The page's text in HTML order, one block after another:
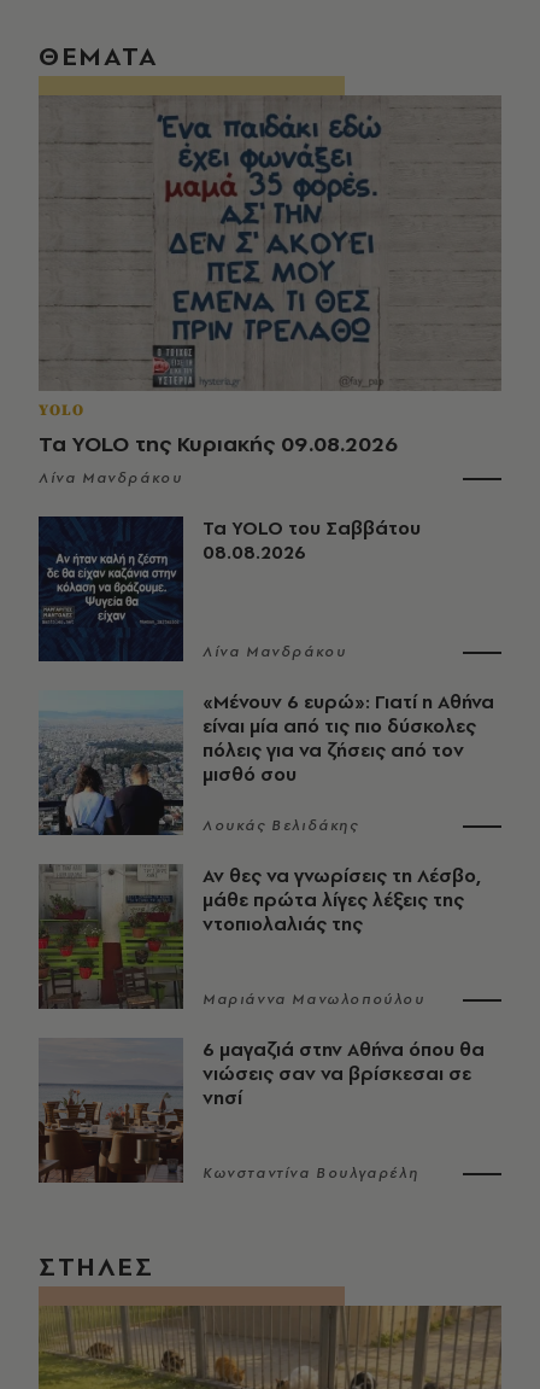
ΘΕΜΑΤΑ
YOLO
Τα YOLO της Κυριακής 09.08.2026
Λίνα Μανδράκου
Τα YOLO του Σαββάτου
08.08.2026
Λίνα Μανδράκου
«Μένουν 6 ευρώ»: Γιατί η Αθήνα
είναι μία από τις πιο δύσκολες
πόλεις για να ζήσεις από τον
μισθό σου
Λουκάς Βελιδάκης
Αν θες να γνωρίσεις τη Λέσβο,
μάθε πρώτα λίγες λέξεις της
ντοπιολαλιάς της
Μαριάννα Μανωλοπούλου
6 μαγαζιά στην Αθήνα όπου θα
νιώσεις σαν να βρίσκεσαι σε
νησί
Κωνσταντίνα Βουλγαρέλη
ΣΤΗΛΕΣ